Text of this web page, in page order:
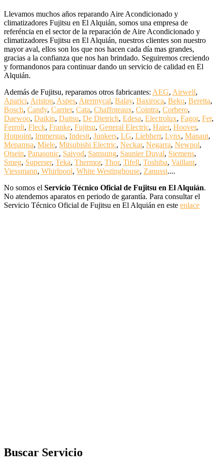
Llevamos muchos años reparando Aire Acondicionado y
climatizadores Fujitsu en El Alquián, somos una empresa de
referéncia en el sector de la reparación de Aire Acondicionado y
climatizadores Fujitsu en El Alquián, nuestros clientes son nuestro
mayor aval, ellos son los que nos hacen cada día mas grandes,
gracias a la confianza que nos han brindado. Seguiremos creciendo
y formandonos para continuar dando un servicio de calidad en El
Alquián.
Además de Fujitsu, reparamos otros fabricantes: AEG, Airwell,
Aparici, Ariston, Aspes, Atermycal, Balay, Baxiroca, Beko, Beretta,
Bosch, Candy, Carrier, Cata, Chaffoteaux, Cointra, Corbero,
Daewoo, Daikin, Daitsu, De Dietrich, Edesa, Electrolux, Fagor, Fer,
Ferroli, Fleck, Franke, Fujitsu, General Electric, Haier, Hoover,
Hotpoint, Immergas, Indesit, Junkers, LG, Liebherr, Lynx, Manaut,
Mepamsa, Miele, Mitsubishi Electric, Neckar, Negarra, Newpol,
Otsein, Panasonic, Saivod, Samsung, Saunier Duval, Siemens,
Smeg, Superser, Teka, Thermor, Thor, Tifell, Toshiba, Vaillant,
Viessmann, Whirlpool, White Westinghouse, Zanussi....
No somos el Servicio Técnico Oficial de Fujitsu en El Alquián.
No atendemos aparatos en periodo de garantía. Para consultar el
Servicio Técnico Oficial de Fujitsu en El Alquián en este enlace
Buscar Servicio